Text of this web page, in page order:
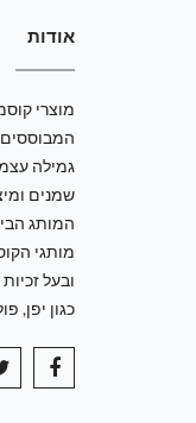
אודות
מוצרי
גמילה
שמנים
המותג
מותגי
ובעל
כגון יפן,